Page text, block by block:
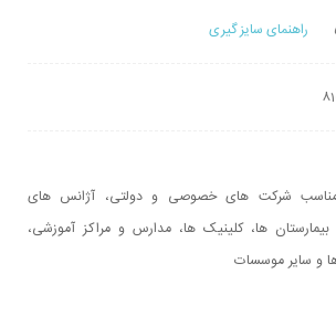
راهنمای سایز گیری
مناسب شرکت های خصوصی و دولتی، آژانس های
بیمارستان ها، کلینیک ها، مدارس و مراکز آموزشی،
و سایر موسسات